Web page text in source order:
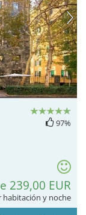
97%
239,00 EUR
habitación y noche